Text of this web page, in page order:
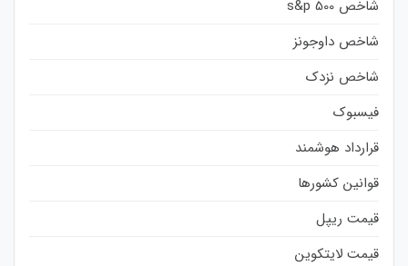
شاخص s&p 500
شاخص داوجونز
شاخص نزدک
فیسبوک
قرارداد هوشمند
قوانین کشورها
قیمت ریپل
قیمت لایتکوین